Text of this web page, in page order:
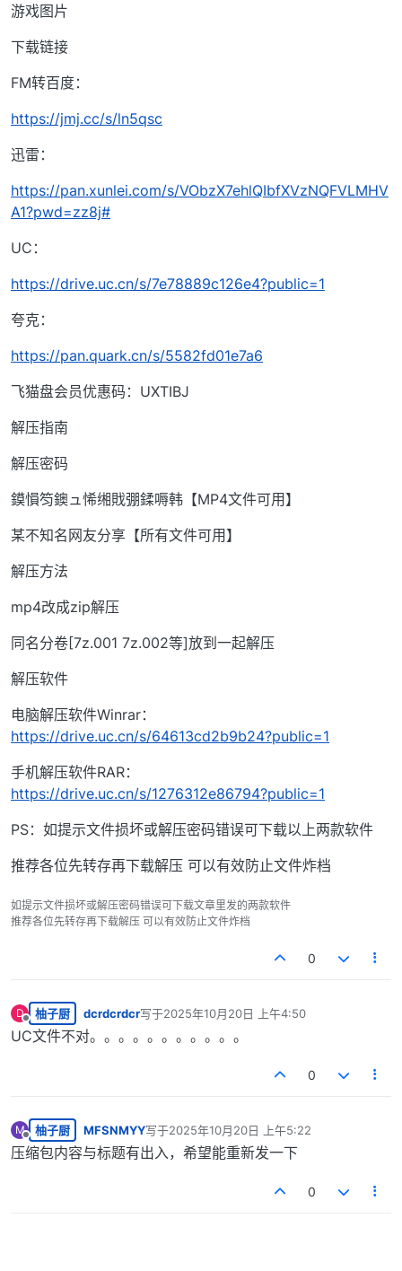
游戏图片
下载链接
FM转百度：
https://jmj.cc/s/ln5qsc
迅雷：
https://pan.xunlei.com/s/VObzX7ehlQIbfXVzNQFVLMHV
A1?pwd=zz8j#
UC：
https://drive.uc.cn/s/7e78889c126e4?public=1
夸克：
https://pan.quark.cn/s/5582fd01e7a6
飞猫盘会员优惠码：UXTIBJ
解压指南
解压密码
鏌愪笉鐭ュ悕缃戝弸鍒嗕韩【MP4文件可用】
某不知名网友分享【所有文件可用】
解压方法
mp4改成zip解压
同名分卷[7z.001 7z.002等]放到一起解压
解压软件
电脑解压软件Winrar：
https://drive.uc.cn/s/64613cd2b9b24?public=1
手机解压软件RAR：
https://drive.uc.cn/s/1276312e86794?public=1
PS：如提示文件损坏或解压密码错误可下载以上两款软件
推荐各位先转存再下载解压 可以有效防止文件炸档
如提示文件损坏或解压密码错误可下载文章里发的两款软件
推荐各位先转存再下载解压 可以有效防止文件炸档
0
D
离线
柚子厨 dcrdcrdcr写于2025年10月20日 上午4:50
最后由 编辑
UC文件不对。。。。。。。。。。。
0
M
离线
柚子厨 MFSNMYY写于2025年10月20日 上午5:22
最后由 编辑
压缩包内容与标题有出入，希望能重新发一下
0